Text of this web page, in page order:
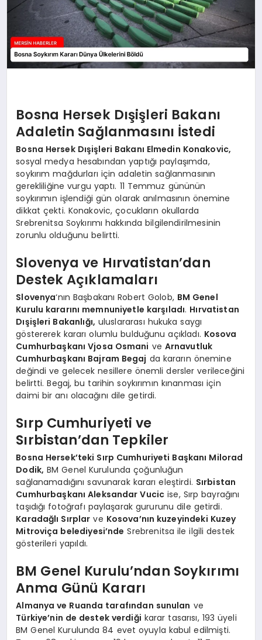
Bosna Hersek Dışişleri Bakanı
Adaletin Sağlanmasını İstedi
Bosna Hersek Dışişleri Bakanı Elmedin Konakovic,
sosyal medya hesabından yaptığı paylaşımda,
soykırım mağdurları için adaletin sağlanmasının
gerekliliğine vurgu yaptı. 11 Temmuz gününün
soykırımın işlendiği gün olarak anılmasının önemine
dikkat çekti. Konakovic, çocukların okullarda
Srebrenitsa Soykırımı hakkında bilgilendirilmesinin
zorunlu olduğunu belirtti.
Slovenya ve Hırvatistan’dan
Destek Açıklamaları
Slovenya‘nın Başbakanı Robert Golob, BM Genel
Kurulu kararını memnuniyetle karşıladı. Hırvatistan
Dışişleri Bakanlığı, uluslararası hukuka saygı
göstererek kararı olumlu bulduğunu açıkladı. Kosova
Cumhurbaşkanı Vjosa Osmani ve Arnavutluk
Cumhurbaşkanı Bajram Begaj da kararın önemine
değindi ve gelecek nesillere önemli dersler verileceğini
belirtti. Begaj, bu tarihin soykırımın kınanması için
daimi bir anı olacağını dile getirdi.
Sırp Cumhuriyeti ve
Sırbistan’dan Tepkiler
Bosna Hersek’teki Sırp Cumhuriyeti Başkanı Milorad
Dodik, BM Genel Kurulunda çoğunluğun
sağlanamadığını savunarak kararı eleştirdi. Sırbistan
Cumhurbaşkanı Aleksandar Vucic ise, Sırp bayrağını
taşıdığı fotoğrafı paylaşarak gururunu dile getirdi.
Karadağlı Sırplar ve Kosova’nın kuzeyindeki Kuzey
Mitroviça belediyesi’nde Srebrenitsa ile ilgili destek
gösterileri yapıldı.
BM Genel Kurulu’ndan Soykırımı
Anma Günü Kararı
Almanya ve Ruanda tarafından sunulan ve
Türkiye’nin de destek verdiği karar tasarısı, 193 üyeli
BM Genel Kurulunda 84 evet oyuyla kabul edilmişti.